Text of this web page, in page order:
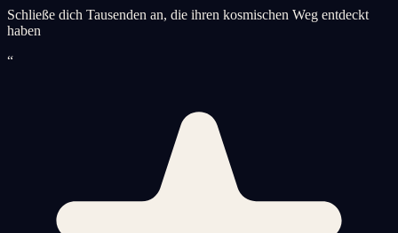
Schließe dich Tausenden an, die ihren kosmischen Weg entdeckt
haben
“